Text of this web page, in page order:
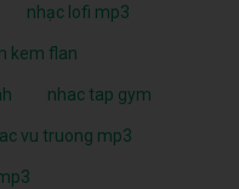
nhạc lofi mp3
kem flan
nhac tap gym
vu truong mp3